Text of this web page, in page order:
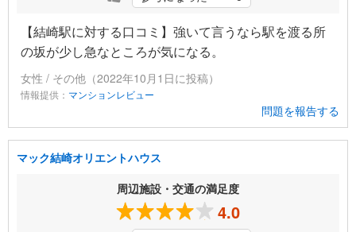
【結崎駅に対する口コミ】強いて言うなら駅を渡る所
の坂が少し急なところが気になる。
女性 / その他（2022年10月1日に投稿）
情報提供： マンションレビュー
問題を報告する
マック結崎オリエントハウス
周辺施設・交通の満足度
4.0